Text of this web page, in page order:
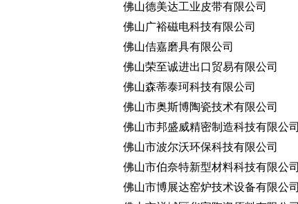
佛山德美达工业皮带有限公司
佛山广裕磁电科技有限公司
佛山佶嘉磨具有限公司
佛山荣至诚进出口贸易有限公司
佛山森蒂泰珂科技有限公司
佛山市奥斯博陶瓷技术有限公司
佛山市邦盛威精密制造科技有限公司
佛山市波尔沃环保科技有限公司
佛山市伯奈特新型材料科技有限公司
佛山市博展达窑炉技术设备有限公司